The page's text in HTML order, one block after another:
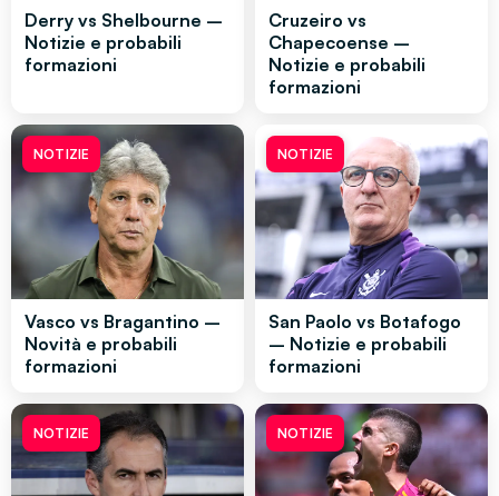
Derry vs Shelbourne –
Notizie e probabili
formazioni
Cruzeiro vs
Chapecoense –
Notizie e probabili
formazioni
NOTIZIE
Vasco vs Bragantino –
Novità e probabili
formazioni
NOTIZIE
San Paolo vs Botafogo
– Notizie e probabili
formazioni
NOTIZIE NOTIZIE